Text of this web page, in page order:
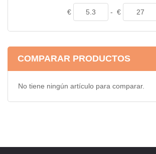
€ - €
COMPARAR PRODUCTOS
No tiene ningún artículo para comparar.